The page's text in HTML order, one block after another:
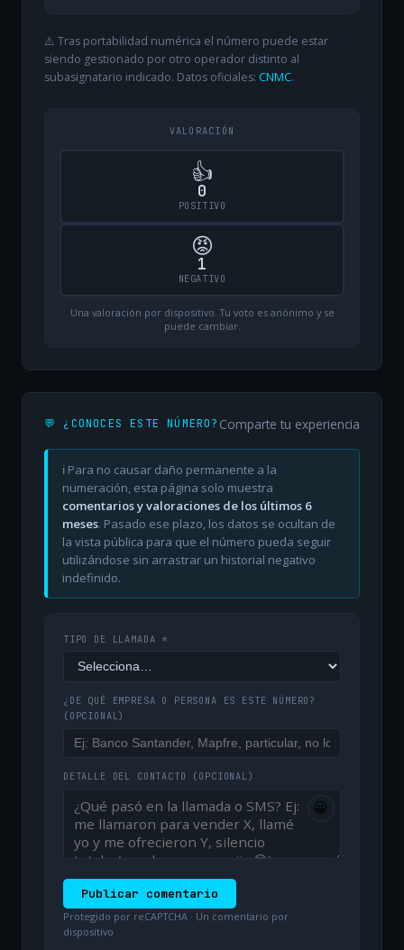
⚠️ Tras portabilidad numérica el número puede estar
siendo gestionado por otro operador distinto al
subasignatario indicado. Datos oficiales: CNMC.
VALORACIÓN
👍
0
POSITIVO
😡
1
NEGATIVO
Una valoración por dispositivo. Tu voto es anónimo y se
puede cambiar.
💬 ¿CONOCES ESTE NÚMERO? Comparte tu experiencia
ℹ️ Para no causar daño permanente a la
numeración, esta página solo muestra
comentarios y valoraciones de los últimos 6
meses. Pasado ese plazo, los datos se ocultan de
la vista pública para que el número pueda seguir
utilizándose sin arrastrar un historial negativo
indefinido.
TIPO DE LLAMADA *
¿DE QUÉ EMPRESA O PERSONA ES ESTE NÚMERO?
(OPCIONAL)
DETALLE DEL CONTACTO (OPCIONAL)
😀
Publicar comentario
Protegido por reCAPTCHA · Un comentario por
dispositivo